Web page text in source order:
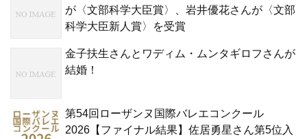
が〈文部科学大臣賞〉、岩井優花さんが〈文部
科学大臣新人賞〉を受賞
金子扶生さんとワディム・ムンタギロフさんが
結婚！
第54回ローザンヌ国際バレエコンクール
2026【ファイナル結果】佐居勇星さん第5位入